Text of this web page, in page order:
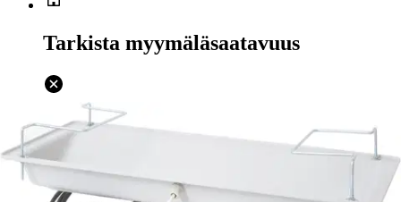
Tarkista myymäläsaatavuus
Ei saatavilla
Tuotekuvaus